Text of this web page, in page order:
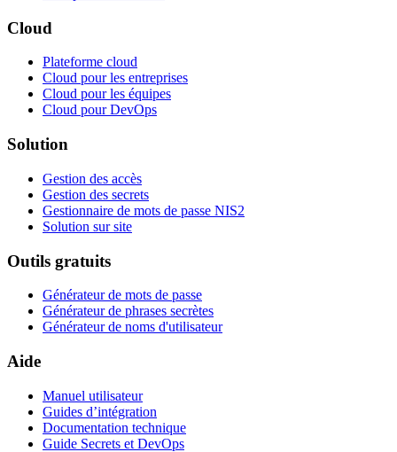
Cloud
Plateforme cloud
Cloud pour les entreprises
Cloud pour les équipes
Cloud pour DevOps
Solution
Gestion des accès
Gestion des secrets
Gestionnaire de mots de passe NIS2
Solution sur site
Outils gratuits
Générateur de mots de passe
Générateur de phrases secrètes
Générateur de noms d'utilisateur
Aide
Manuel utilisateur
Guides d’intégration
Documentation technique
Guide Secrets et DevOps